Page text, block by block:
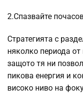
2.Спазвайте
Стратегията с
няколко периода
защото тя ни
пикова енергия и
високо ниво на